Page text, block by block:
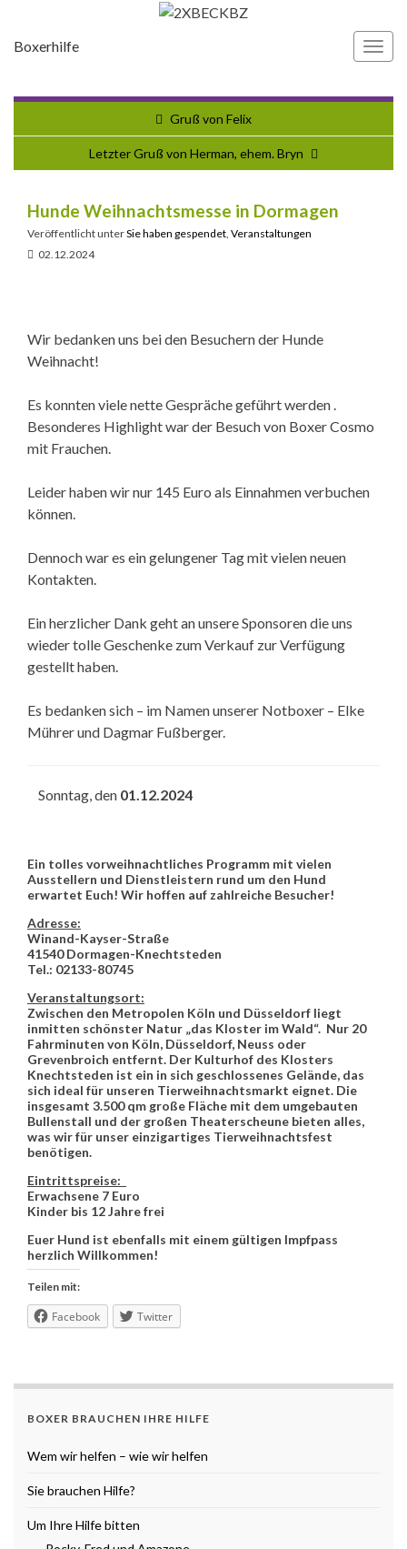
Boxerhilfe
Gruß von Felix
Letzter Gruß von Herman, ehem. Bryn
Hunde Weihnachtsmesse in Dormagen
Veröffentlicht unterSie haben gespendet Veranstaltungen
02.12.2024
Wir bedanken uns bei den Besuchern der Hunde
Weihnacht!
Es konnten viele nette Gespräche geführt werden .
Besonderes Highlight war der Besuch von Boxer Cosmo
mit Frauchen.
Leider haben wir nur 145 Euro als Einnahmen verbuchen
können.
Dennoch war es ein gelungener Tag mit vielen neuen
Kontakten.
Ein herzlicher Dank geht an unsere Sponsoren die uns
wieder tolle Geschenke zum Verkauf zur Verfügung
gestellt haben.
Es bedanken sich – im Namen unserer Notboxer – Elke
Mührer und Dagmar Fußberger.
Sonntag, den 01.12.2024
Ein tolles vorweihnachtliches Programm mit vielen
Ausstellern und Dienstleistern rund um den Hund
erwartet Euch! Wir hoffen auf zahlreiche Besucher!
Adresse:
Winand-Kayser-Straße
41540 Dormagen-Knechtsteden
Tel.: 02133-80745
Veranstaltungsort:
Zwischen den Metropolen Köln und Düsseldorf liegt
inmitten schönster Natur „das Kloster im Wald“. Nur 20
Fahrminuten von Köln, Düsseldorf, Neuss oder
Grevenbroich entfernt. Der Kulturhof des Klosters
Knechtsteden ist ein in sich geschlossenes Gelände, das
sich ideal für unseren Tierweihnachtsmarkt eignet. Die
insgesamt 3.500 qm große Fläche mit dem umgebauten
Bullenstall und der großen Theaterscheune bieten alles,
was wir für unser einzigartiges Tierweihnachtsfest
benötigen.
Eintrittspreise:
Erwachsene 7 Euro
Kinder bis 12 Jahre frei
Euer Hund ist ebenfalls mit einem gültigen Impfpass
herzlich Willkommen!
Teilen mit:
Facebook Twitter
BOXER BRAUCHEN IHRE HILFE
Wem wir helfen – wie wir helfen
Sie brauchen Hilfe?
Um Ihre Hilfe bitten